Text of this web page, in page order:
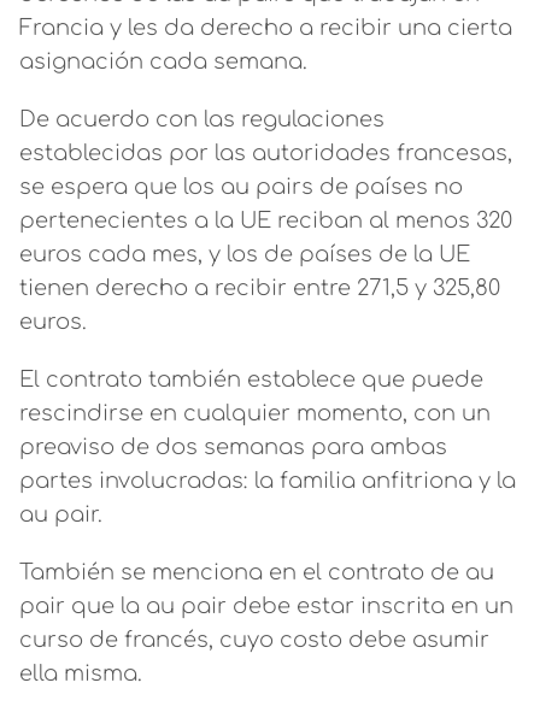
Francia y les da derecho a recibir una cierta
asignación cada semana.
De acuerdo con las regulaciones
establecidas por las autoridades francesas,
se espera que los au pairs de países no
pertenecientes a la UE reciban al menos 320
euros cada mes, y los de países de la UE
tienen derecho a recibir entre 271,5 y 325,80
euros.
El contrato también establece que puede
rescindirse en cualquier momento, con un
preaviso de dos semanas para ambas
partes involucradas: la familia anfitriona y la
au pair.
También se menciona en el contrato de au
pair que la au pair debe estar inscrita en un
curso de francés, cuyo costo debe asumir
ella misma.